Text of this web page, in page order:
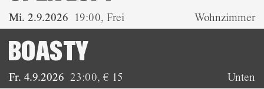
Mi. 2.9.2026 19:00,Frei Wohnzimmer
Fr. 4.9.2026 23:00,€ 15
BOASTY
Unten